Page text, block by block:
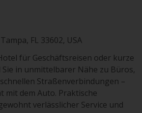
FL 33602, USA
für Geschäftsreisen oder kurze
in unmittelbarer Nähe zu Büros,
Straßenverbindungen –
dem Auto. Praktische
verlässlicher Service und